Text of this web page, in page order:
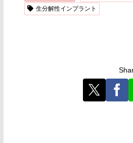
生分解性インプラント